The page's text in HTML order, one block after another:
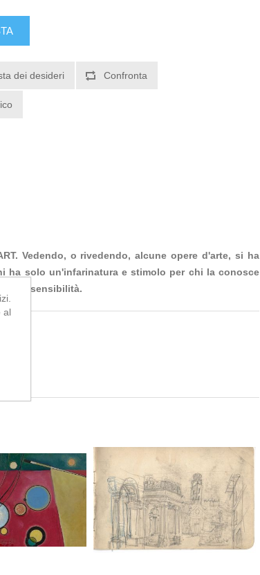
dei desideri Confronta
Vedendo, o rivedendo, alcune opere d'arte, si ha
ha solo un'infarinatura e stimolo per chi la conosce
sensibilità.
al